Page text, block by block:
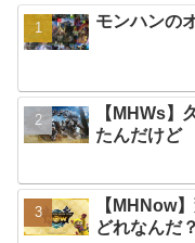
モンハンの
【MHWs】
たんだけど
【MHNow
どれなんだ？